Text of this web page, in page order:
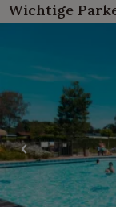
Wichtige